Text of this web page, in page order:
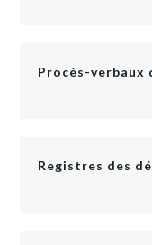
Procès-verbaux
Registres des